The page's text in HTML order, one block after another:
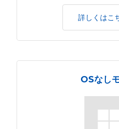
詳しくはこ
OSなし